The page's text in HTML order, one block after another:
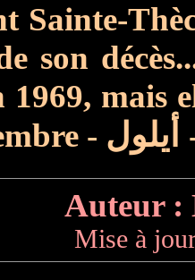
Sainte-
son
1969, mais
-
Auteur :
Mise à